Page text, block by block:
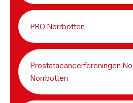
PRO Norrbotten
Prostatacancerföreningen
Norrbotten